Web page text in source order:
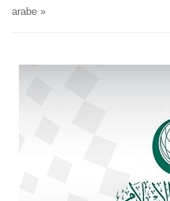
arabe »